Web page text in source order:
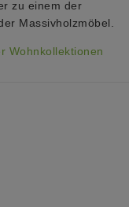
zu einem der
Massivholzmöbel.
Wohnkollektionen